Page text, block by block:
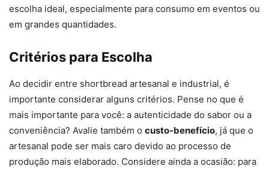
escolha ideal, especialmente para consumo em eventos ou
em grandes quantidades.
Critérios para Escolha
Ao decidir entre shortbread artesanal e industrial, é
importante considerar alguns critérios. Pense no que é
mais importante para você: a autenticidade do sabor ou a
conveniência? Avalie também o custo-benefício, já que o
artesanal pode ser mais caro devido ao processo de
produção mais elaborado. Considere ainda a ocasião: para